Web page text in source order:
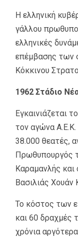
Η ελληνική
γάλλου
ελληνικές
επέμβασης των
Κόκκινου
1962 Στάδιο
Εγκαινιάζεται
τον αγώνα
38.000 θεατές,
Πρωθυπουργός
Καραμανλής και
Βασιλιάς Χουάν
Το κόστος των
και 60 δραχμές
χρόνια